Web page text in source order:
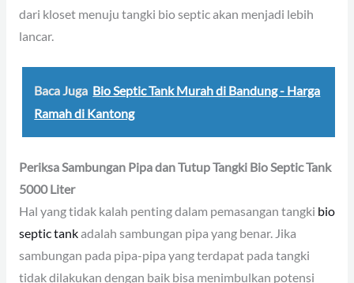
dari kloset menuju tangki bio septic akan menjadi lebih
lancar.
Baca Juga Bio Septic Tank Murah di Bandung - Harga
Ramah di Kantong
Periksa Sambungan Pipa dan Tutup Tangki Bio Septic Tank
5000 Liter
Hal yang tidak kalah penting dalam pemasangan tangki bio
septic tankadalah sambungan pipa yang benar. Jika
sambungan pada pipa-pipa yang terdapat pada tangki
tidak dilakukan dengan baik bisa menimbulkan potensi